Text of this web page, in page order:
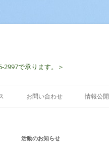
で承ります。＞
お問い合わせ 情報公開
活動のお知らせ